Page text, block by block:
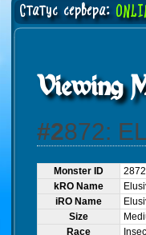
Статус сервера:
Viewing
#2872:
Monster ID
2872
kRO Name
iRO Name
Size
Race